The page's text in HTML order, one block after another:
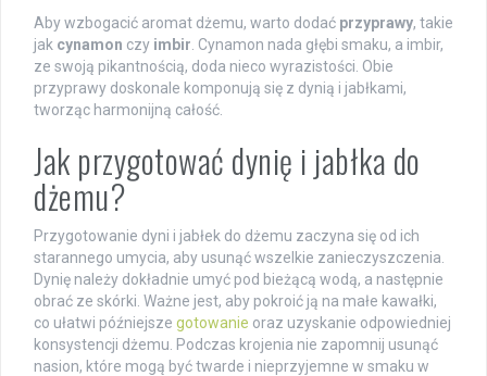
Aby wzbogacić aromat dżemu, warto dodać przyprawy, takie
jak cynamon czy imbir . Cynamon nada głębi smaku, a imbir,
ze swoją pikantnością, doda nieco wyrazistości. Obie
przyprawy doskonale komponują się z dynią i jabłkami,
tworząc harmonijną całość.
Jak przygotować dynię i jabłka do
dżemu?
Przygotowanie dyni i jabłek do dżemu zaczyna się od ich
starannego umycia, aby usunąć wszelkie zanieczyszczenia.
Dynię należy dokładnie umyć pod bieżącą wodą, a następnie
obrać ze skórki. Ważne jest, aby pokroić ją na małe kawałki,
co ułatwi późniejsze gotowanie oraz uzyskanie odpowiedniej
konsystencji dżemu. Podczas krojenia nie zapomnij usunąć
nasion, które mogą być twarde i nieprzyjemne w smaku w